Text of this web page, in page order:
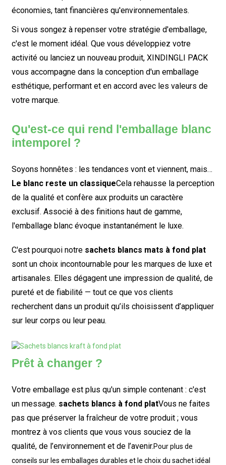
économies, tant financières qu'environnementales.
Si vous songez à repenser votre stratégie d'emballage,
c'est le moment idéal. Que vous développiez votre
activité ou lanciez un nouveau produit, XINDINGLI PACK
vous accompagne dans la conception d'un emballage
esthétique, performant et en accord avec les valeurs de
votre marque.
Qu'est-ce qui rend l'emballage blanc
intemporel ?
Soyons honnêtes : les tendances vont et viennent, mais…
Le blanc reste un classiqueCela rehausse la perception
de la qualité et confère aux produits un caractère
exclusif. Associé à des finitions haut de gamme,
l'emballage blanc évoque instantanément le luxe.
C'est pourquoi notre sachets blancs mats à fond plat
sont un choix incontournable pour les marques de luxe et
artisanales. Elles dégagent une impression de qualité, de
pureté et de fiabilité — tout ce que vos clients
recherchent dans un produit qu’ils choisissent d’appliquer
sur leur corps ou leur peau.
Prêt à changer ?
Votre emballage est plus qu'un simple contenant : c'est
un message. sachets blancs à fond platVous ne faites
pas que préserver la fraîcheur de votre produit ; vous
montrez à vos clients que vous vous souciez de la
qualité, de l’environnement et de l’avenir.Pour plus de
conseils sur les emballages durables et le choix du sachet idéal